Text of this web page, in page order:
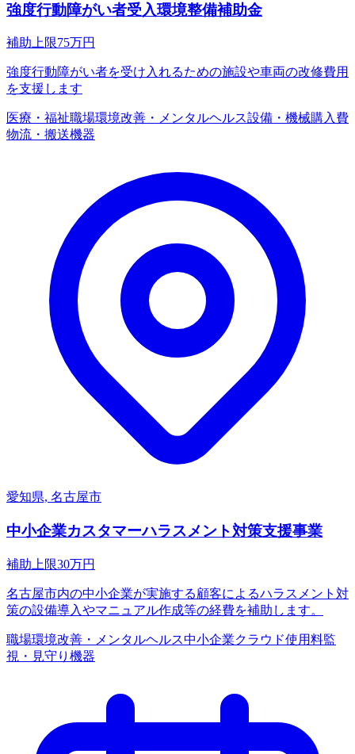
強度行動障がい者受入環境整備補助金
補助上限75万円
強度行動障がい者を受け入れるための施設や車両の改修費用
を支援します
医療・福祉職場環境改善・メンタルヘルス設備・機械購入費
物流・搬送機器
愛知県, 名古屋市
中小企業カスタマーハラスメント対策支援事業
補助上限30万円
名古屋市内の中小企業が実施する顧客によるハラスメント対
策の設備導入やマニュアル作成等の経費を補助します。
職場環境改善・メンタルヘルス中小企業クラウド使用料監
視・見守り機器